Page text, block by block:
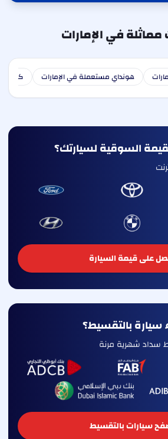
في الإمارات
هونداي مستعملة في الإمارات كيا
السوقية لسيارتك؟
على قيمة السيارة
بالتقسيط؟
شهرية مرنة
سيارات بالتقسيط